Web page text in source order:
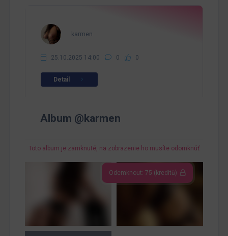
karmen
25.10.2025 14:00 0 0
Detail
Album @karmen
Odemknout: 75 (kreditů)
Toto album je zamknuté, na zobrazenie ho musíte odomknúť